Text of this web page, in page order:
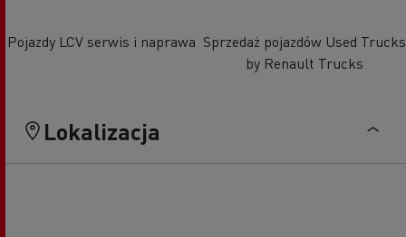
Pojazdy LCV serwis i naprawa Sprzedaż pojazdów Used Trucks
by Renault Trucks
Lokalizacja